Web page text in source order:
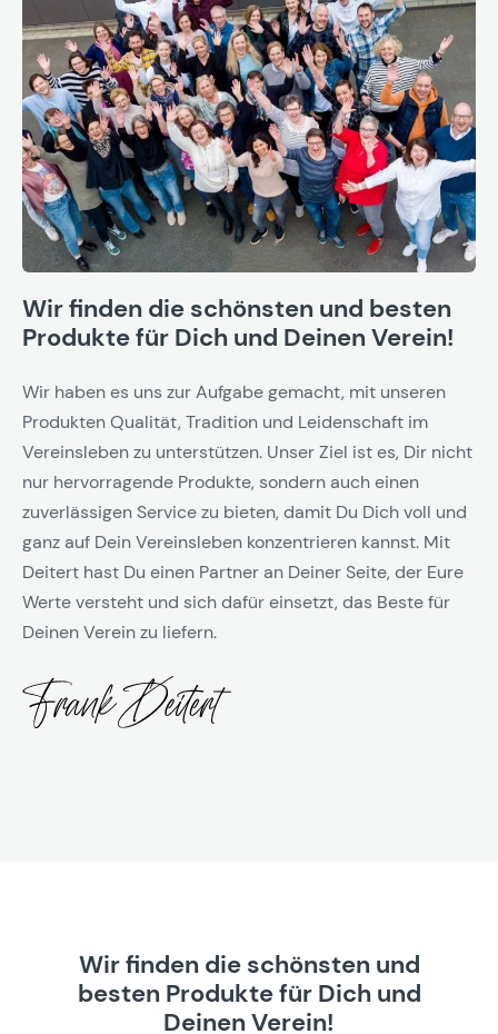
Wir finden die schönsten und besten
Produkte für Dich und Deinen Verein!
Wir haben es uns zur Aufgabe gemacht, mit unseren
Produkten Qualität, Tradition und Leidenschaft im
Vereinsleben zu unterstützen. Unser Ziel ist es, Dir nicht
nur hervorragende Produkte, sondern auch einen
zuverlässigen Service zu bieten, damit Du Dich voll und
ganz auf Dein Vereinsleben konzentrieren kannst. Mit
Deitert hast Du einen Partner an Deiner Seite, der Eure
Werte versteht und sich dafür einsetzt, das Beste für
Deinen Verein zu liefern.
Wir finden die schönsten und
besten Produkte für Dich und
Deinen Verein!